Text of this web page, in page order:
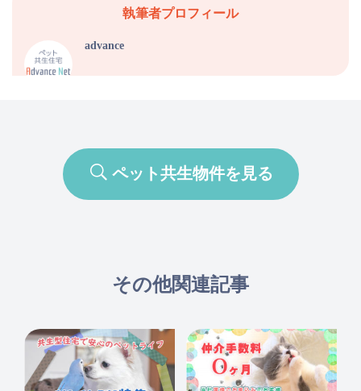
執筆者プロフィール
advance
ペット共生物件を見る
その他関連記事